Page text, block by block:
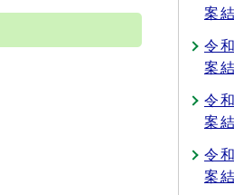
案
令
案
令
案
令
案